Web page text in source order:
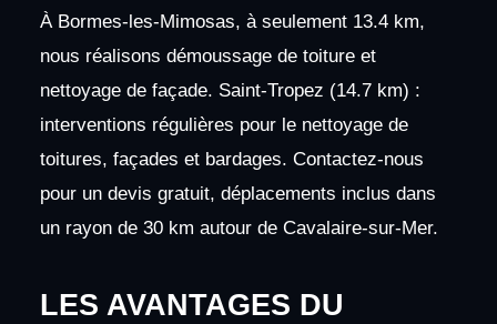
À Bormes-les-Mimosas, à seulement 13.4 km,
nous réalisons démoussage de toiture et
nettoyage de façade. Saint-Tropez (14.7 km) :
interventions régulières pour le nettoyage de
toitures, façades et bardages. Contactez-nous
pour un devis gratuit, déplacements inclus dans
un rayon de 30 km autour de Cavalaire-sur-Mer.
LES AVANTAGES DU